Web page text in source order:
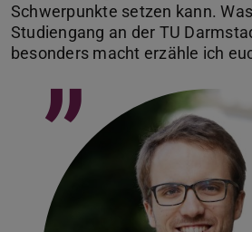
Schwerpunkte setzen kann.
Studiengang an der TU
besonders macht erzähle ich
”